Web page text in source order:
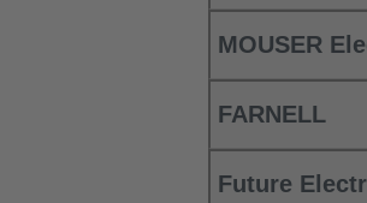
MOUSER
FARNELL
Future